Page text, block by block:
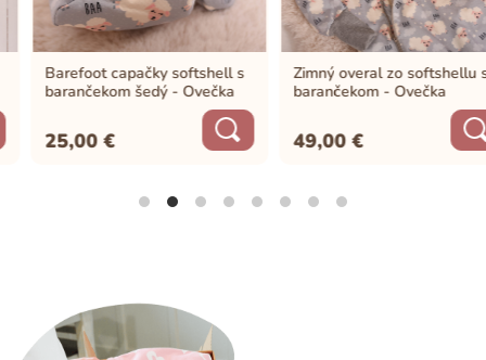
Barefoot capačky softshell s
barančekom šedý - Ovečka
25,00€
Zimný overal zo softshellu s
barančekom - Ovečka
49,00€